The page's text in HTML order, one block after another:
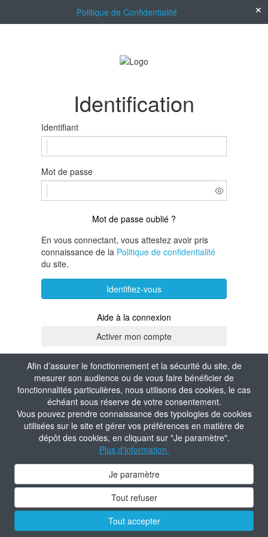
Afin d’assurer le fonctionnement et la sécurité du site, de
mesurer son audience ou de vous faire bénéficier de
fonctionnalités particulières, nous utilisons des cookies, le cas
échéant sous réserve de votre consentement.
Vous pouvez prendre connaissance des typologies de cookies
utilisées sur le site et gérer vos préférences en matière de
dépôt des cookies, en cliquant sur "Je paramètre".
Plus d'information.
Je paramètre
Tout refuser
Tout accepter
Politique de Confidentialité
Identification
Identifiant
Mot de passe
Mot de passe oublié ?
En vous connectant, vous attestez avoir pris
connaissance de la Politique de confidentialité
du site.
Identifiez-vous
Aide à la connexion